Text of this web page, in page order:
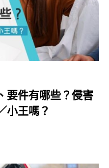
要件有哪些？侵害
小王嗎？